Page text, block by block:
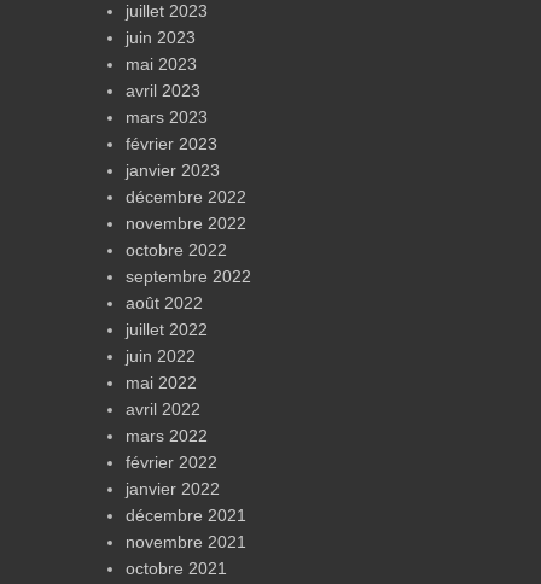
juillet 2023
juin 2023
mai 2023
avril 2023
mars 2023
février 2023
janvier 2023
décembre 2022
novembre 2022
octobre 2022
septembre 2022
août 2022
juillet 2022
juin 2022
mai 2022
avril 2022
mars 2022
février 2022
janvier 2022
décembre 2021
novembre 2021
octobre 2021